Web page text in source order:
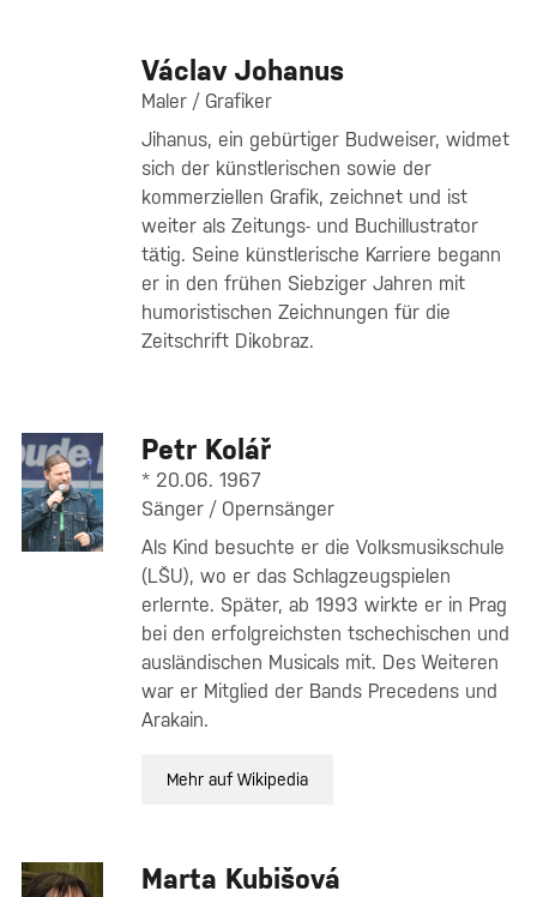
Václav Johanus
Maler / Grafiker
Jihanus, ein gebürtiger Budweiser, widmet
sich der künstlerischen sowie der
kommerziellen Grafik, zeichnet und ist
weiter als Zeitungs- und Buchillustrator
tätig. Seine künstlerische Karriere begann
er in den frühen Siebziger Jahren mit
humoristischen Zeichnungen für die
Zeitschrift Dikobraz.
Petr Kolář
* 20.06. 1967
Sänger / Opernsänger
Als Kind besuchte er die Volksmusikschule
(LŠU), wo er das Schlagzeugspielen
erlernte. Später, ab 1993 wirkte er in Prag
bei den erfolgreichsten tschechischen und
ausländischen Musicals mit. Des Weiteren
war er Mitglied der Bands Precedens und
Arakain.
Mehr auf Wikipedia
Marta Kubišová